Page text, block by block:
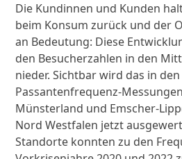
Die Kundinnen und Kunden
beim Konsum zurück und der
an Bedeutung: Diese
den Besucherzahlen in den
nieder. Sichtbar wird das in
Passantenfrequenz-
Münsterland und Emscher-
Nord Westfalen jetzt
Standorte konnten zu den